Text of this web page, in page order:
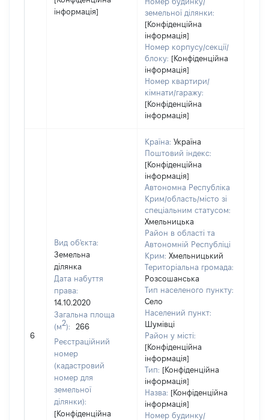
інформація]
земельної ділянки:
[Конфіденційна
інформація]
Номер корпусу/секції/
блоку: [Конфіденційна
інформація]
Номер квартири/
кімнати/гаражу:
[Конфіденційна
інформація]
6
Вид об'єкта:
Земельна
ділянка
Дата набуття
права:
14.10.2020
Загальна площа
(м2):
266
Реєстраційний
номер
(кадастровий
номер для
земельної
ділянки):
[Конфіденційна
Країна: Україна
Поштовий індекс:
[Конфіденційна
інформація]
Автономна Республіка
Крим/область/місто зі
спеціальним статусом:
Хмельницька
Район в області та
Автономній Республіці
Крим: Хмельницький
Територіальна громада:
Розсошанська
Тип населеного пункту:
Село
Населений пункт:
Шумівці
Район у місті:
[Конфіденційна
інформація]
Тип: [Конфіденційна
інформація]
Назва: [Конфіденційна
інформація]
Номер будинку/